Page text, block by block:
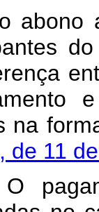
abono
na
de 11